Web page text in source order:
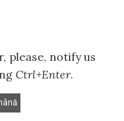
please, notify us
Ctrl+Enter.